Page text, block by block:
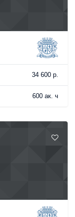
34 600 р.
600 ак. ч